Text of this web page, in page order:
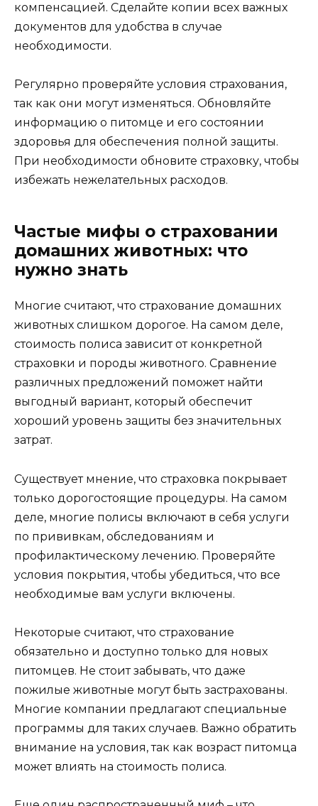
компенсацией. Сделайте копии всех важных
документов для удобства в случае
необходимости.
Регулярно проверяйте условия страхования,
так как они могут изменяться. Обновляйте
информацию о питомце и его состоянии
здоровья для обеспечения полной защиты.
При необходимости обновите страховку, чтобы
избежать нежелательных расходов.
Частые мифы о страховании
домашних животных: что
нужно знать
Многие считают, что страхование домашних
животных слишком дорогое. На самом деле,
стоимость полиса зависит от конкретной
страховки и породы животного. Сравнение
различных предложений поможет найти
выгодный вариант, который обеспечит
хороший уровень защиты без значительных
затрат.
Существует мнение, что страховка покрывает
только дорогостоящие процедуры. На самом
деле, многие полисы включают в себя услуги
по прививкам, обследованиям и
профилактическому лечению. Проверяйте
условия покрытия, чтобы убедиться, что все
необходимые вам услуги включены.
Некоторые считают, что страхование
обязательно и доступно только для новых
питомцев. Не стоит забывать, что даже
пожилые животные могут быть застрахованы.
Многие компании предлагают специальные
программы для таких случаев. Важно обратить
внимание на условия, так как возраст питомца
может влиять на стоимость полиса.